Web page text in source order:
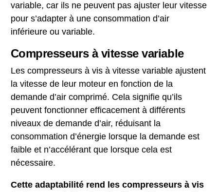
variable, car ils ne peuvent pas ajuster leur vitesse
pour s’adapter à une consommation d’air
inférieure ou variable.
Compresseurs à vitesse variable
Les compresseurs à vis à vitesse variable ajustent
la vitesse de leur moteur en fonction de la
demande d’air comprimé. Cela signifie qu’ils
peuvent fonctionner efficacement à différents
niveaux de demande d’air, réduisant la
consommation d’énergie lorsque la demande est
faible et n’accélérant que lorsque cela est
nécessaire.
Cette adaptabilité rend les compresseurs à vis